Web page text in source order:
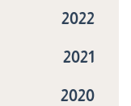
2022
2021
2020